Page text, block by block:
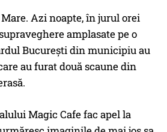
Azi noapte, în jurul orei
amplasate pe o
București din municipiu au
au furat două scaune din
Magic Cafe fac apel la